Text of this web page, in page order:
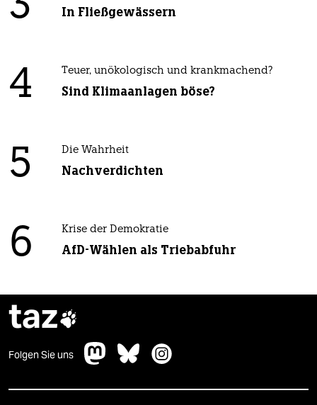
In Fließgewässern
4 Teuer, unökologisch und krankmachend?
Sind Klimaanlagen böse?
5 Die Wahrheit
Nachverdichten
6 Krise der Demokratie
AfD-Wählen als Triebabfuhr
taz
Folgen Sie uns